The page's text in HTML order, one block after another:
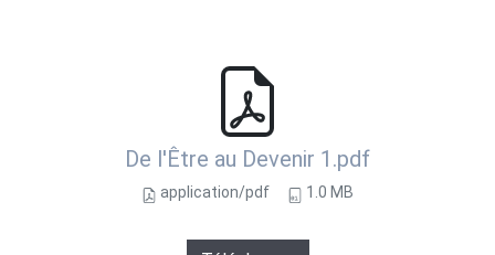
De l'Être au Devenir 1.pdf
application/pdf 1.0 MB